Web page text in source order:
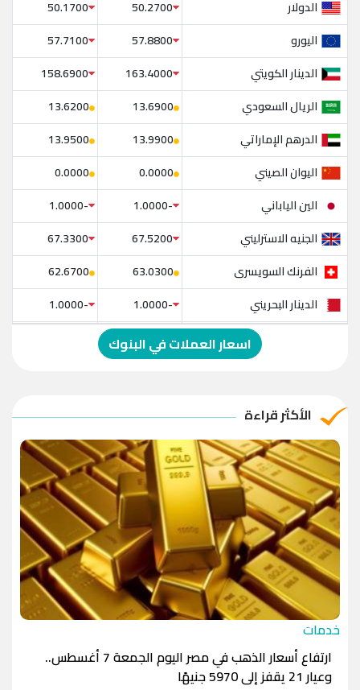
الدولار 50.2700
50.1700
اليورو
57.8800
57.7100
الدينار الكويتي
163.4000
158.6900
الريال السعودي
13.6900
13.6200
الدرهم الإماراتي
13.9900
13.9500
اليوان الصيني
0.0000
0.0000
الين الياباني
-1.0000
-1.0000
الجنيه الاسترليني
67.5200
67.3300
الفرنك السويسرى
63.0300
62.6700
الدينار البحريني
-1.0000
-1.0000
الدولار الإسترالي
-1.0000
الريال القطري
الدينار الأردني
-1.0000
-1.0000
اسعار العملات في البنوك
الأكثر قراءة
خدمات
ارتفاع أسعار الذهب في مصر اليوم الجمعة 7 أغسطس..
وعيار 21 يقفز إلى 5970 جنيهًا